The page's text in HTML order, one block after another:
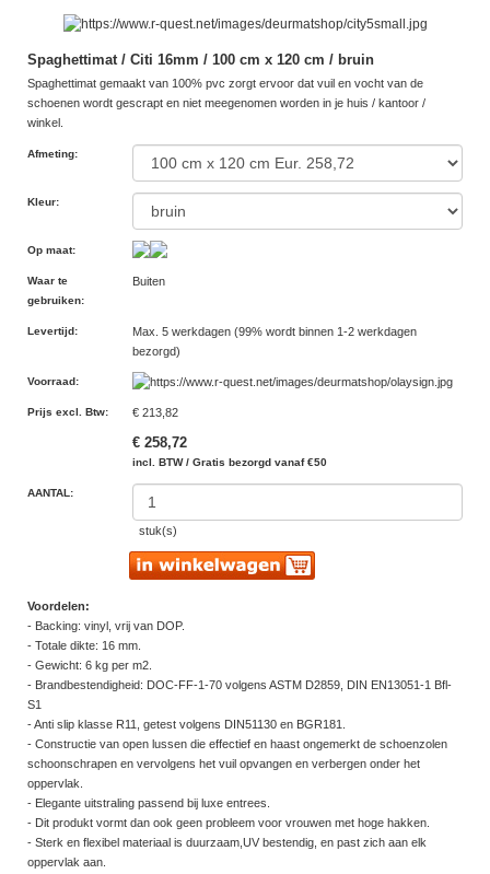
Spaghettimat / Citi 16mm / 100 cm x 120 cm / bruin
Spaghettimat gemaakt van 100% pvc zorgt ervoor dat vuil en vocht van de
schoenen wordt gescrapt en niet meegenomen worden in je huis / kantoor /
winkel.
Afmeting:
Kleur:
Op maat:
Waar te
gebruiken:
Buiten
Levertijd :
Max. 5 werkdagen (99% wordt binnen 1-2 werkdagen
bezorgd)
Voorraad :
Prijs excl. Btw: € 213,82
€ 258,72
incl. BTW / Gratis bezorgd vanaf €50
AANTAL:
stuk(s)
Voordelen:
- Backing: vinyl, vrij van DOP.
- Totale dikte: 16 mm.
- Gewicht: 6 kg per m2.
- Brandbestendigheid: DOC-FF-1-70 volgens ASTM D2859, DIN EN13051-1 Bfl-
S1
- Anti slip klasse R11, getest volgens DIN51130 en BGR181.
- Constructie van open lussen die effectief en haast ongemerkt de schoenzolen
schoonschrapen en vervolgens het vuil opvangen en verbergen onder het
oppervlak.
- Elegante uitstraling passend bij luxe entrees.
- Dit produkt vormt dan ook geen probleem voor vrouwen met hoge hakken.
- Sterk en flexibel materiaal is duurzaam,UV bestendig, en past zich aan elk
oppervlak aan.